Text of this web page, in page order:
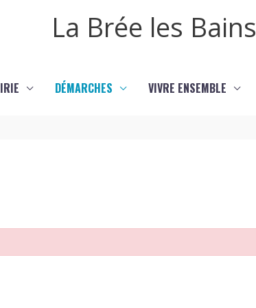
La Brée les Bains
DÉMARCHES VIVRE ENSEMBLE